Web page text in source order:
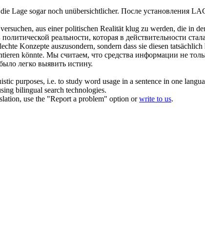
Lage sogar noch unübersichtlicher. После установления
aus einer politischen Realität klug zu werden, die in
реальности, которая в действительности
Konzepte auszusondern, sondern dass sie diesen
könnte. Мы считаем, что средства информации не
легко выявить истину.
purposes, i.e. to study word usage in a sentence in one
bilingual search technologies.
use the "Report a problem" option orwrite to us.